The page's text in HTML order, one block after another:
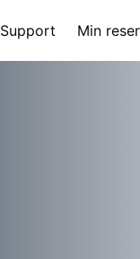
Support Min